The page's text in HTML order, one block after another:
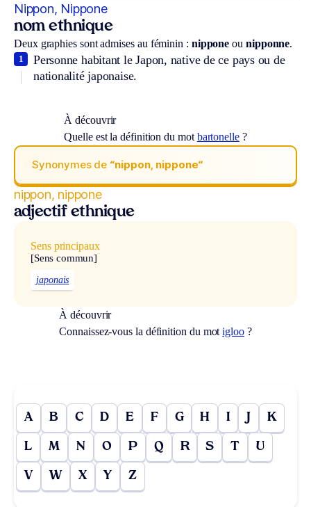
Nippon, Nippone
nom ethnique
Deux graphies sont admises au féminin : nippone ou nipponne.
Personne habitant le Japon, native de ce pays ou de
nationalité japonaise.
1
À découvrir
Quelle est la définition du mot bartonelle?
Synonymes de “nippon, nippone“
nippon, nippone
adjectif ethnique
Sens principaux
[Sens commun]
japonais
À découvrir
Connaissez-vous la définition du motigloo?
A B C D E F G H I J K
L M N O P Q R S T U
V W X Y Z